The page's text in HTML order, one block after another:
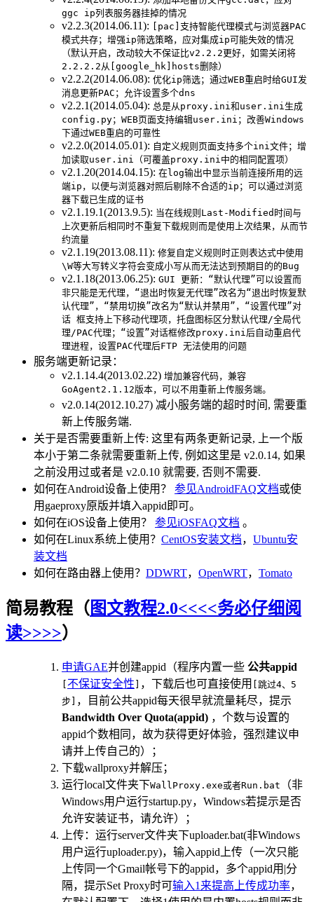
ggc ip列表服务器挂掉的情况
v2.2.3(2014.06.11):
[pac]支持智能代理模式与浏览器PAC
模式共存；增强ip筛选策略，应对集成ip可能失效的情况
（默认开启，改动较大不保证比v2.2.2更好，如需关闭将
2.2.2.2从[google_hk]hosts删除）
v2.2.2(2014.06.08): 优化ip筛选；通过WEB重启时给GUI发
消息更新PAC；允许设置多个dns
v2.2.1(2014.05.04): 总是从proxy.ini和user.ini生成
config.py；WEB页面支持编辑user.ini；改善Windows
下通过WEB重启的可靠性
v2.2.0(2014.05.01): 自定义规则页面支持多个ini文件；增
加读取user.ini（可覆盖proxy.ini中的相同配置项）
v2.1.20(2014.04.15): 在log输出中显示当前连接所用的远
端ip，以便与浏览器对照后剔除不合适的ip；可以通过浏览
器下载已生成的证书
v2.1.19.1(2013.9.5): 当在线规则Last-Modified时间与
上次更新后相同时不重复下载规则而是使用上次结果，从而节
约流量
v2.1.19(2013.08.11): 修复自定义规则时正则表达式中使用
\W等大写转义字符会变成小写从而无法达到预期目的的Bug
v2.1.18(2013.06.25): GUI 更新：“默认代理”可以设置而
非只能是无代理，“退出时恢复无代理”改名为“退出时恢复默
认代理”，“禁用切换”改名为“默认并禁用”，“设置代理”对
话 框支持上下移动代理项，托盘图标区分默认代理/全局代
理/PAC代理；“设置”对话框修改proxy.ini后自动重启代
理进程，设置PAC代理后FTP 无法使用的问题
服务端更新记录：
v2.1.14.4(2013.02.22) 增加兼容代码，兼容
GoAgent2.1.12版本，可以不用重新上传服务端。
v2.0.14(2012.10.27) 减小服务端的超时时间, 需要重
新上传服务端.
关于是否需要重新上传: 这里有两条更新记录, 上一个版
本小于第二条就需要重新上传, 例如这里是 v2.0.14, 如果
之前没用过或者是 v2.0.10 就需要, 否则不需要.
如何在Android设备上使用？ 参见AndroidFAQ文档或使
用gaeproxy原版并填入appid即可。
如何在iOS设备上使用？ 参见iOSFAQ文档 。
如何在Linux系统上使用？ CentOS安装文档， Ubuntu安
装文档
如何在路由器上使用？ DDWRT， OpenWRT， Tomato
简易教程（图文教程2.0<<<<务必仔细阅
读>>>>）
申请GAE并创建appid（程序内置一些 公共appid
不保证安全性 ，下载后也可直接使用
[跳过4、5
步]
，目前公共appid每天很早就流量耗尽，提示
Bandwidth Over Quota(appid) ，个数与设置的
appid个数相同，故为获得更好体验，强烈建议申
请并上传自己的）；
下载wallproxy并解压；
运行local文件夹下WallProxy.exe或者Run.bat
（非
Windows用户运行startup.py，Windows若提示是否
允许安装证书，请允许）；
上传：运行server文件夹下uploader.bat(非Windows
用户运行uploader.py)，输入appid上传（一次只能
上传同一个Gmail帐号下的appid，多个appid用|分
隔，提示Set Proxy时可输入1来提高上传成功率，